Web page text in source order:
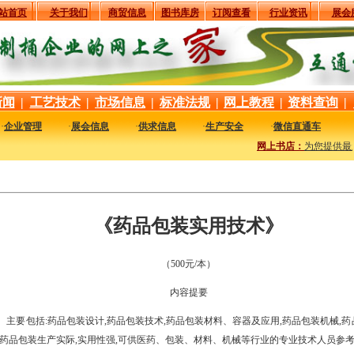
首页 关于我们 商贸信息 图书库房 订阅查看 行业资讯 展会
| 工艺技术 | 市场信息 | 标准法规 | 网上教程 | 资料查询 |
·企业管理 ·展会信息 ·供求信息 ·生产安全 ·微信直通车
网上书店：为您提供最新
《药品包装实用技术》
（500元/本）
内容提要
主要包括:药品包装设计,药品包装技术,药品包装材料、容器及应用,药品包装机械,
品包装生产实际,实用性强,可供医药、包装、材料、机械等行业的专业技术人员参